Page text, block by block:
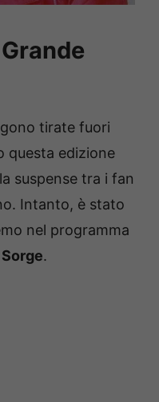
tirate fuori
questa edizione
suspense tra i fan
Intanto, è stato
nel programma
.